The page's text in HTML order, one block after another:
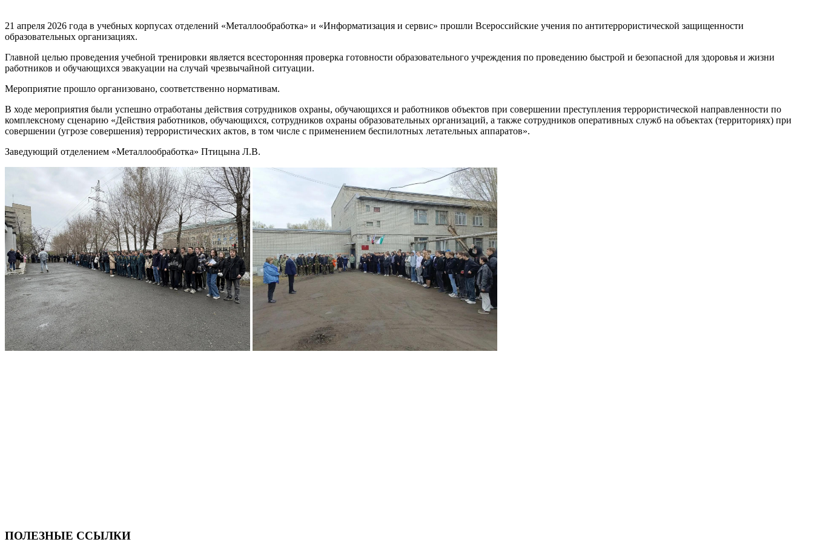
21 апреля 2026 года в учебных корпусах отделений «Металлообработка» и «Информатизация и сервис» прошли Всероссийские учения по антитеррористической защищенности
образовательных организациях.
Главной целью проведения учебной тренировки является всесторонняя проверка готовности образовательного учреждения по проведению быстрой и безопасной для здоровья и жизни
работников и обучающихся эвакуации на случай чрезвычайной ситуации.
Мероприятие прошло организовано, соответственно нормативам.
В ходе мероприятия были успешно отработаны действия сотрудников охраны, обучающихся и работников объектов при совершении преступления террористической направленности по
комплексному сценарию «Действия работников, обучающихся, сотрудников охраны образовательных организаций, а также сотрудников оперативных служб на объектах (территориях) при
совершении (угрозе совершения) террористических актов, в том числе с применением беспилотных летательных аппаратов».
Заведующий отделением «Металлообработка» Птицына Л.В.
ПОЛЕЗНЫЕ ССЫЛКИ